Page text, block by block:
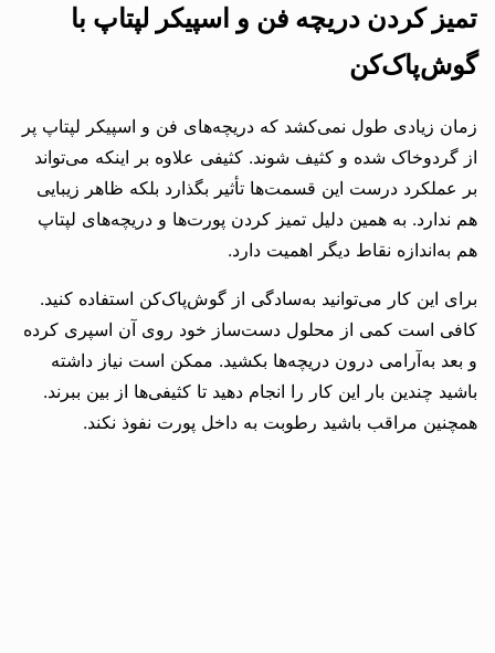
تمیز کردن دریچه فن و اسپیکر لپتاپ با
گوش‌پاک‌کن
زمان زیادی طول نمی‌کشد که دریچه‌های فن و اسپیکر لپتاپ پر
از گردوخاک شده و کثیف شوند. کثیفی علاوه بر اینکه می‌تواند
بر عملکرد درست این قسمت‌ها تأثیر بگذارد بلکه ظاهر زیبایی
هم ندارد. به همین دلیل تمیز کردن پورت‌ها و دریچه‌های لپتاپ
هم به‌اندازه نقاط دیگر اهمیت دارد.
برای این کار می‌توانید به‌سادگی از گوش‌پاک‌کن استفاده کنید.
کافی است کمی از محلول دست‌ساز خود روی آن اسپری کرده
و بعد به‌آرامی درون دریچه‌ها بکشید. ممکن است نیاز داشته
باشید چندین بار این کار را انجام دهید تا کثیفی‌ها از بین ببرند.
همچنین مراقب باشید رطوبت به داخل پورت نفوذ نکند.